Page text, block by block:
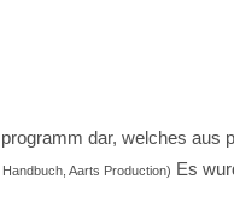
dar, welches
Aarts Production) Es